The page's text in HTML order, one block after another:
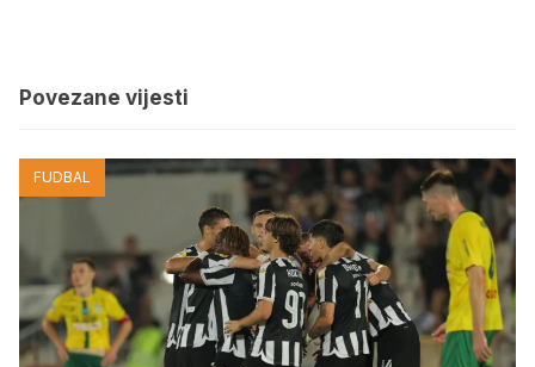
Povezane vijesti
FUDBAL